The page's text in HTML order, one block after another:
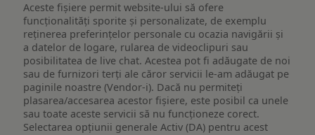
Aceste fișiere permit website-ului să ofere
funcționalități sporite și personalizate, de exemplu
reţinerea preferinţelor personale cu ocazia navigării și
a datelor de logare, rularea de videoclipuri sau
posibilitatea de live chat. Acestea pot fi adăugate de noi
sau de furnizori terți ale căror servicii le-am adăugat pe
paginile noastre (Vendor-i). Dacă nu permiteți
plasarea/accesarea acestor fișiere, este posibil ca unele
sau toate aceste servicii să nu funcționeze corect.
Selectarea opțiunii generale Activ (DA) pentru acest